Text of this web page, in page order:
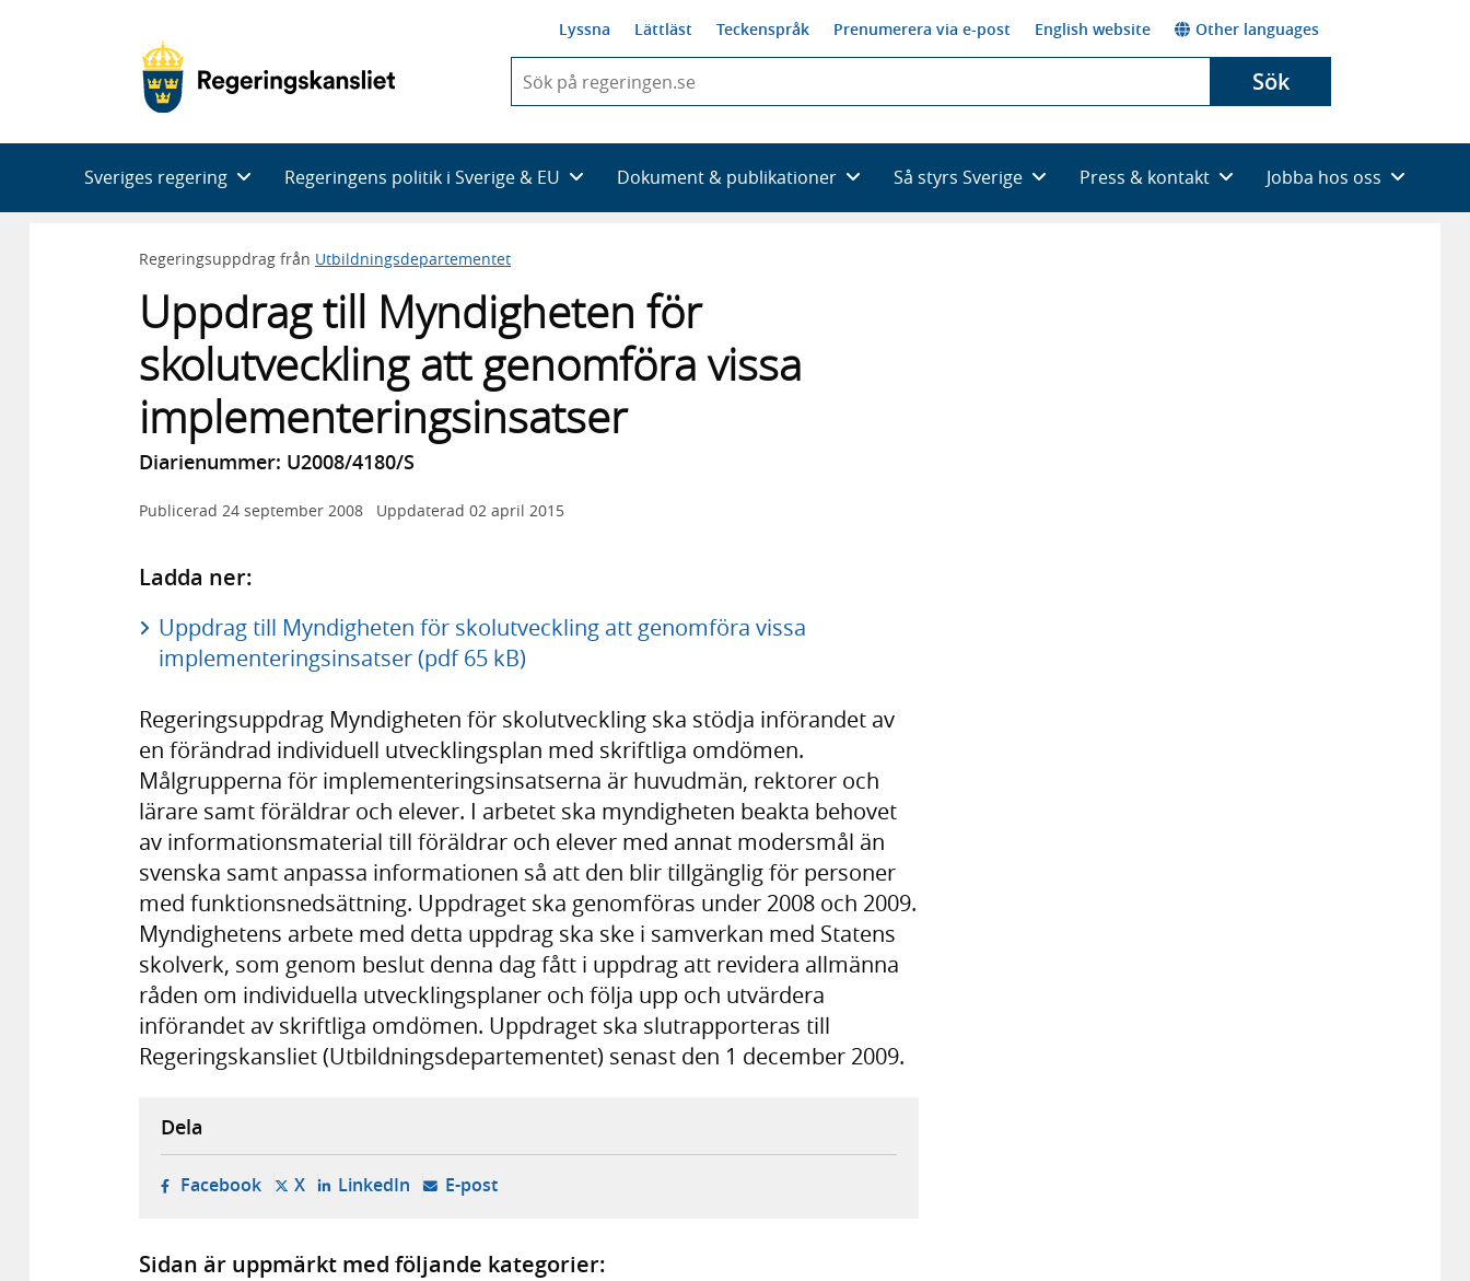
Lyssna Lättläst Teckenspråk Prenumerera via e-post English website Other languages
du
skriva
framträder
en
med
Sök
Sveriges regering Regeringens politik i Sverige & EU Dokument & publikationer Så styrs Sverige Press & kontakt Jobba hos oss
Regeringsuppdrag från Utbildningsdepartementet
Uppdrag till Myndigheten för
skolutveckling att genomföra vissa
implementeringsinsatser
Diarienummer: U2008/4180/S
Publicerad 24 september 2008 Uppdaterad 02 april 2015
Ladda ner:
Uppdrag till Myndigheten för skolutveckling att genomföra vissa
implementeringsinsatser (pdf 65 kB)
Regeringsuppdrag Myndigheten för skolutveckling ska stödja införandet av
en förändrad individuell utvecklingsplan med skriftliga omdömen.
Målgrupperna för implementeringsinsatserna är huvudmän, rektorer och
lärare samt föräldrar och elever. I arbetet ska myndigheten beakta behovet
av informationsmaterial till föräldrar och elever med annat modersmål än
svenska samt anpassa informationen så att den blir tillgänglig för personer
med funktionsnedsättning. Uppdraget ska genomföras under 2008 och 2009.
Myndighetens arbete med detta uppdrag ska ske i samverkan med Statens
skolverk, som genom beslut denna dag fått i uppdrag att revidera allmänna
råden om individuella utvecklingsplaner och följa upp och utvärdera
införandet av skriftliga omdömen. Uppdraget ska slutrapporteras till
Regeringskansliet (Utbildningsdepartementet) senast den 1 december 2009.
Dela
Facebook- öppnas i ny flik, extern webbplats,
X- öppnas i ny flik, extern webbplats,
LinkedIn- öppnas i ny flik, extern webbplats,
E-post- öppnar din e-postklient,
Sidan är uppmärkt med följande kategorier: